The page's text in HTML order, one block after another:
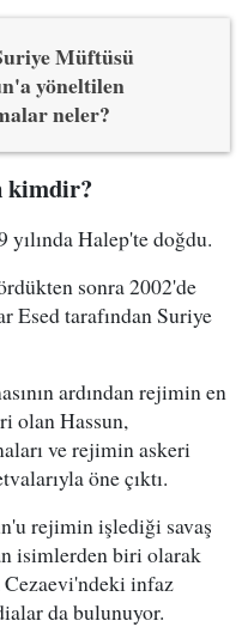
Müftüsü
yöneltilen
neler?
kimdir?
Halep'te doğdu.
sonra 2002'de
Esed tarafından Suriye
ardından rejimin en
olan Hassun,
ve rejimin askeri
öne çıktı.
rejimin işlediği savaş
isimlerden biri olarak
Cezaevi'ndeki infaz
da bulunuyor.